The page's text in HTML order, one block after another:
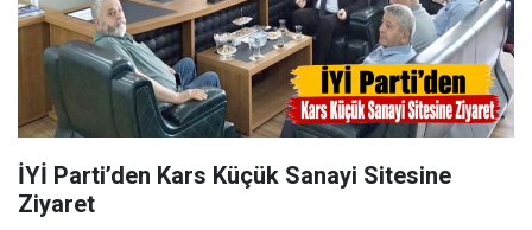
İYİ Parti’den Kars Küçük Sanayi Sitesine
Ziyaret